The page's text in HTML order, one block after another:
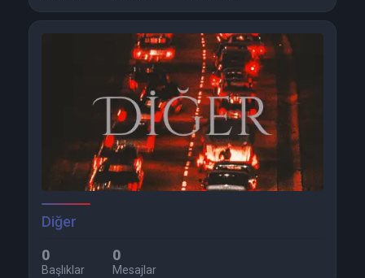
Diğer
0
Başlıklar
0
Mesajlar